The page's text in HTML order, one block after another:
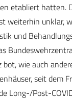
etabliert hatten.
weiterhin unklar,
und
bot, wie auch
seit dem
Long-/Post-